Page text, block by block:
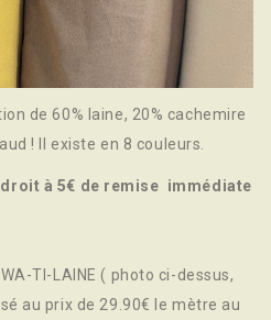
de 60% laine, 20% cachemire
! Il existe en 8 couleurs.
droit à 5€ de remise immédiate
TI-LAINE ( photo ci-dessus,
au prix de 29.90€ le mètre au